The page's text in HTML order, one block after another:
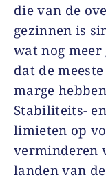
die van de
gezinnen is
wat nog
dat de
marge
Stabiliteits-
limieten op
verminderen
landen van